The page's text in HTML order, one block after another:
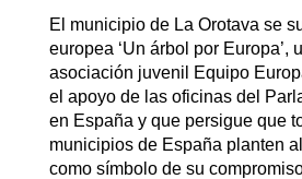
El municipio de La Orotava se
europea ‘Un árbol por Europa’,
asociación juvenil Equipo
el apoyo de las oficinas del
en España y que persigue que
municipios de España planten
como símbolo de su